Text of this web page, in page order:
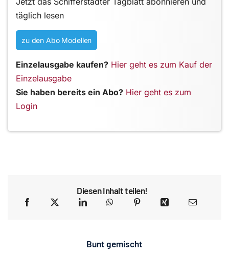
täglich lesen
zu den Abo Modellen
Einzelausgabe kaufen? Hier geht es zum Kauf der
Einzelausgabe
Sie haben bereits ein Abo? Hier geht es zum
Login
Diesen Inhalt teilen!
Bunt gemischt